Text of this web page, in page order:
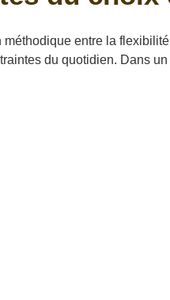
entre la
du quotidien. Dans